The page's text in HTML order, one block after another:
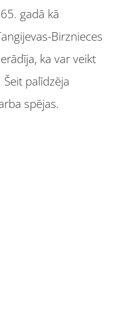
gadā kā
Birznieces
ka var veikt
palīdzēja
spējas.